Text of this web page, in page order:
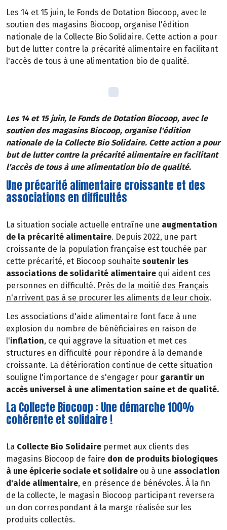
Les 14 et 15 juin, le Fonds de Dotation Biocoop, avec le
soutien des magasins Biocoop, organise l'édition
nationale de la Collecte Bio Solidaire. Cette action a pour
but de lutter contre la précarité alimentaire en facilitant
l'accès de tous à une alimentation bio de qualité.
Les 14 et 15 juin, le Fonds de Dotation Biocoop, avec le
soutien des magasins Biocoop, organise l'édition
nationale de la Collecte Bio Solidaire. Cette action a pour
but de lutter contre la précarité alimentaire en facilitant
l'accès de tous à une alimentation bio de qualité.
Une précarité alimentaire croissante et des
associations en difficultés
La situation sociale actuelle entraîne une augmentation
de la précarité alimentaire. Depuis 2022, une part
croissante de la population française est touchée par
cette précarité, et Biocoop souhaite soutenir les
associations de solidarité alimentaire qui aident ces
personnes en difficulté. Près de la moitié des Français
n'arrivent pas à se procurer les aliments de leur choix.
Les associations d'aide alimentaire font face à une
explosion du nombre de bénéficiaires en raison de
l'inflation, ce qui aggrave la situation et met ces
structures en difficulté pour répondre à la demande
croissante. La détérioration continue de cette situation
souligne l'importance de s'engager pour garantir un
accès universel à une alimentation saine et de qualité.
La Collecte Biocoop : Une démarche 100%
cohérente et solidaire !
La Collecte Bio Solidaire permet aux clients des
magasins Biocoop de faire don de produits biologiques
à une épicerie sociale et solidaire ou à une association
d'aide alimentaire, en présence de bénévoles. À la fin
de la collecte, le magasin Biocoop participant reversera
un don correspondant à la marge réalisée sur les
produits collectés.